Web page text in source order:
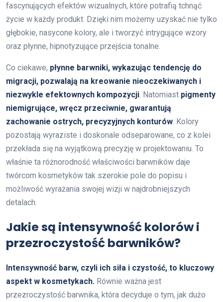
fascynujących efektów wizualnych, które potrafią tchnąć
życie w każdy produkt. Dzięki nim możemy uzyskać nie tylko
głębokie, nasycone kolory, ale i tworzyć intrygujące wzory
oraz płynne, hipnotyzujące przejścia tonalne.
Co ciekawe, płynne barwniki, wykazując tendencję do
migracji, pozwalają na kreowanie nieoczekiwanych i
niezwykle efektownych kompozycji. Natomiast pigmenty
niemigrujące, wręcz przeciwnie, gwarantują
zachowanie ostrych, precyzyjnych konturów. Kolory
pozostają wyraziste i doskonale odseparowane, co z kolei
przekłada się na wyjątkową precyzję w projektowaniu. To
właśnie ta różnorodność właściwości barwników daje
twórcom kosmetyków tak szerokie pole do popisu i
możliwość wyrażania swojej wizji w najdrobniejszych
detalach.
Jakie są intensywność kolorów i
przezroczystość barwników?
Intensywność barw, czyli ich siła i czystość, to kluczowy
aspekt w kosmetykach. Równie ważna jest
przezroczystość barwnika, która decyduje o tym, jak dużo